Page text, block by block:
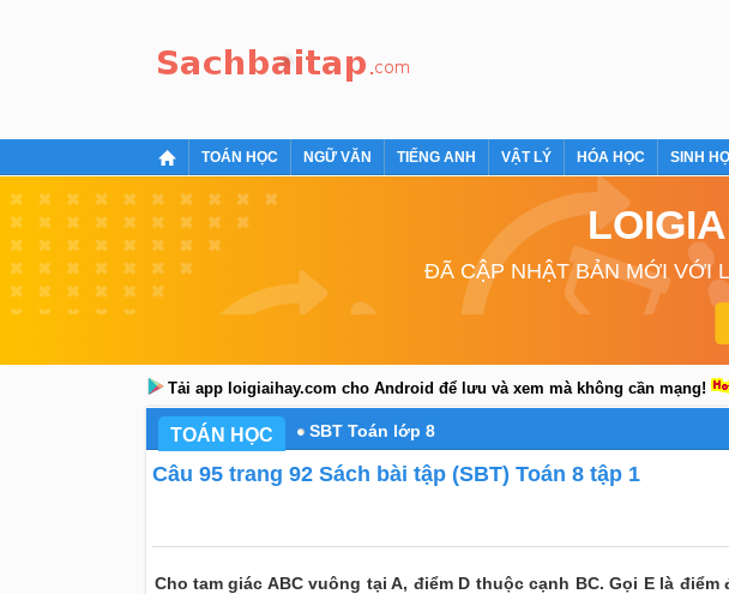
TOÁN HỌC NGỮ VĂN TIẾNG ANH VẬT LÝ HÓA HỌC SINH
ĐÃ CẬP NHẬT BẢN MỚI VỚI
Tải app loigiaihay.com cho Android để lưu và xem mà không cần mạng!
TOÁN HỌC SBT Toán lớp 8
Câu 95 trang 92 Sách bài tập (SBT) Toán 8 tập 1
Cho tam giác ABC vuông tại A, điểm D thuộc cạnh BC. Gọi E là